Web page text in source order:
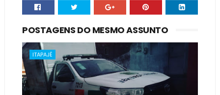
POSTAGENS DO MESMO ASSUNTO
ITAPAJÉ